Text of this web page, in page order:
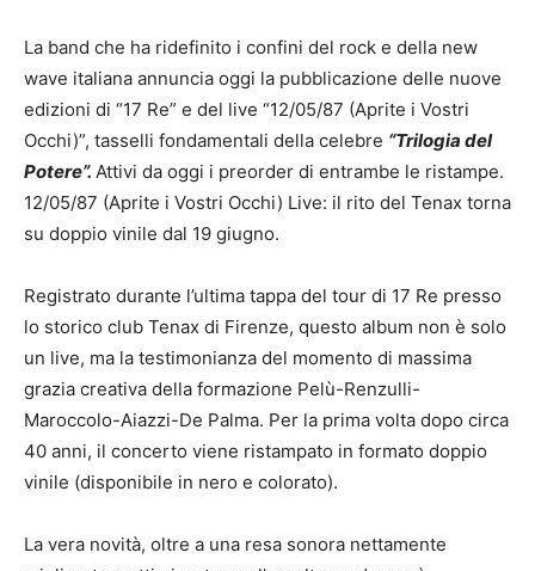
La band che ha ridefinito i confini del rock e della new
wave italiana annuncia oggi la pubblicazione delle nuove
edizioni di “17 Re” e del live “12/05/87 (Aprite i Vostri
Occhi)”, tasselli fondamentali della celebre “Trilogia del
Potere”. Attivi da oggi i preorder di entrambe le ristampe.
12/05/87 (Aprite i Vostri Occhi) Live: il rito del Tenax torna
su doppio vinile dal 19 giugno.
Registrato durante l’ultima tappa del tour di 17 Re presso
lo storico club Tenax di Firenze, questo album non è solo
un live, ma la testimonianza del momento di massima
grazia creativa della formazione Pelù-Renzulli-
Maroccolo-Aiazzi-De Palma. Per la prima volta dopo circa
40 anni, il concerto viene ristampato in formato doppio
vinile (disponibile in nero e colorato).
La vera novità, oltre a una resa sonora nettamente